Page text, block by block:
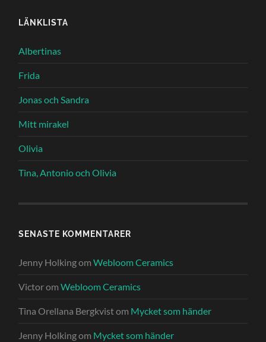
LÄNKLISTA
Albertinas
Frida
Jonas och Sandra
Mitt mirakel
Olivia
Tina, Antonio och Olivia
SENASTE KOMMENTARER
Jenny HolkingomWebloom Ceramics
VictoromWebloom Ceramics
Tina Orellana Bergkvistom Mycket som händer
Jenny Holkingom Mycket som händer